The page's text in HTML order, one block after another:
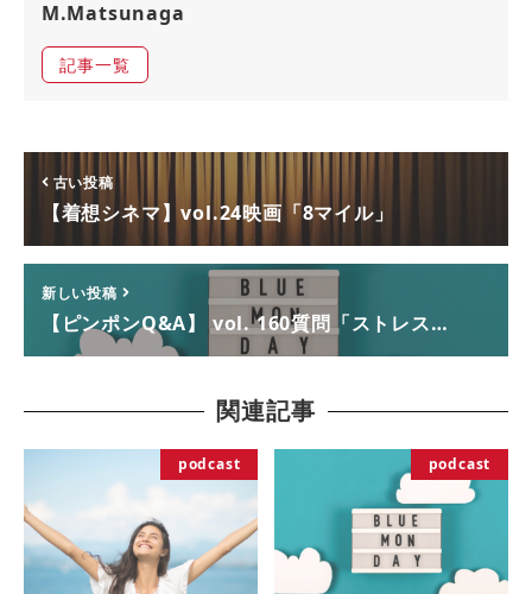
M.Matsunaga
記事一覧
古い投稿
【着想シネマ】vol.24映画「8マイル」
新しい投稿
【ピンポンQ&A】 vol. 160質問「ストレス…
関連記事
podcast podcast